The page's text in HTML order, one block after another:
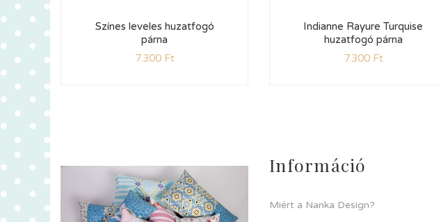
Színes leveles huzatfogó
párna
7.300 Ft
Indianne Rayure Turquise
huzatfogó párna
7.300 Ft
Információ
Miért a Nanka Design?